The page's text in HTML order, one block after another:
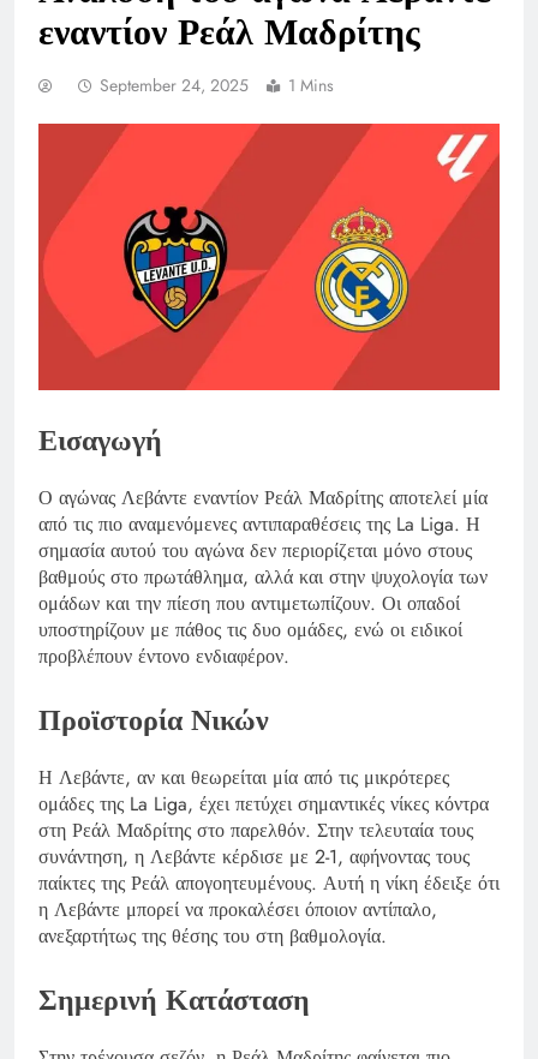
εναντίον Ρεάλ Μαδρίτης
September 24, 2025 1 Mins
Εισαγωγή
Ο αγώνας Λεβάντε εναντίον Ρεάλ Μαδρίτης αποτελεί μία
από τις πιο αναμενόμενες αντιπαραθέσεις της La Liga. Η
σημασία αυτού του αγώνα δεν περιορίζεται μόνο στους
βαθμούς στο πρωτάθλημα, αλλά και στην ψυχολογία των
ομάδων και την πίεση που αντιμετωπίζουν. Οι οπαδοί
υποστηρίζουν με πάθος τις δυο ομάδες, ενώ οι ειδικοί
προβλέπουν έντονο ενδιαφέρον.
Προϊστορία Νικών
Η Λεβάντε, αν και θεωρείται μία από τις μικρότερες
ομάδες της La Liga, έχει πετύχει σημαντικές νίκες κόντρα
στη Ρεάλ Μαδρίτης στο παρελθόν. Στην τελευταία τους
συνάντηση, η Λεβάντε κέρδισε με 2-1, αφήνοντας τους
παίκτες της Ρεάλ απογοητευμένους. Αυτή η νίκη έδειξε ότι
η Λεβάντε μπορεί να προκαλέσει όποιον αντίπαλο,
ανεξαρτήτως της θέσης του στη βαθμολογία.
Σημερινή Κατάσταση